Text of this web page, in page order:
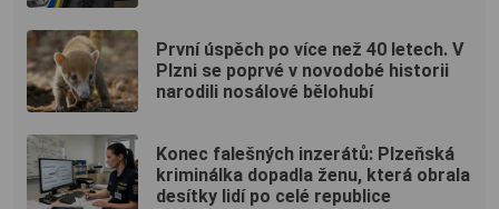
První úspěch po více než 40 letech. V
Plzni se poprvé v novodobé historii
narodili nosálové bělohubí
Konec falešných inzerátů: Plzeňská
kriminálka dopadla ženu, která obrala
desítky lidí po celé republice